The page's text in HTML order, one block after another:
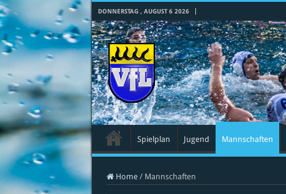
DONNERSTAG , AUGUST 6 2026
Spielplan Jugend Mannschaften
Home / Mannschaften